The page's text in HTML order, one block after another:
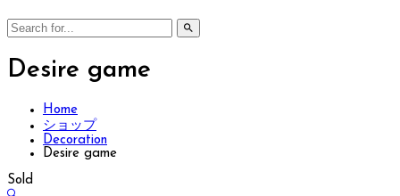
Desire game
Home
ショップ
Decoration
Desire game
Sold